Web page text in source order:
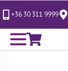
+36 30 311 9999